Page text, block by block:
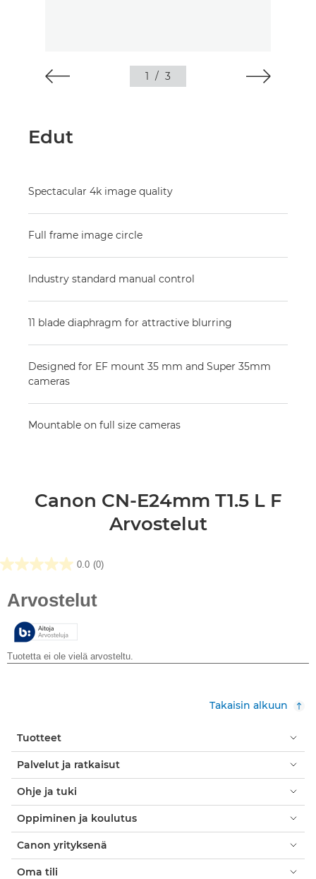
1 / 3
Edut
Spectacular 4k image quality
Full frame image circle
Industry standard manual control
11 blade diaphragm for attractive blurring
Designed for EF mount 35 mm and Super 35mm
cameras
Mountable on full size cameras
Canon CN-E24mm T1.5 L F
Arvostelut
0.0 (0)
0.0/5
Takaisin alkuun
Tuotteet
Palvelut ja ratkaisut
Ohje ja tuki
Oppiminen ja koulutus
Canon yrityksenä
Oma tili